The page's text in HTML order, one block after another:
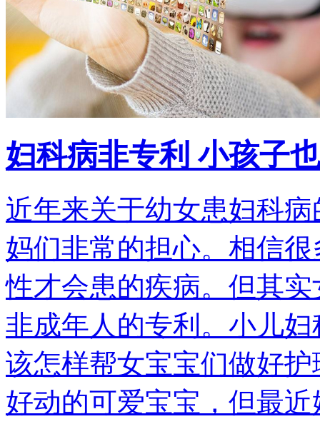
妇科病非专利 小孩子
近年来关于幼女患妇科
妈们非常的担心。相信
性才会患的疾病。但其
非成年人的专利。小儿
该怎样帮女宝宝们做好
好动的可爱宝宝，但最